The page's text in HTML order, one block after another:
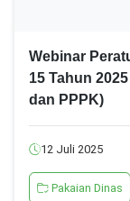
Webinar
15 Tahun
dan PPPK)
12 Juli 2025
Pakaian Dinas